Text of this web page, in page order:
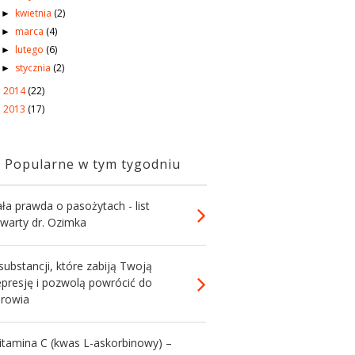
► kwietnia (2)
► marca (4)
► lutego (6)
► stycznia (2)
2014(22)
2013 (17)
Popularne w tym tygodniu
prawda o pasożytach - list
dr. Ozimka
które zabiją Twoją
i pozwolą powrócić do
C (kwas L-askorbinowy) –